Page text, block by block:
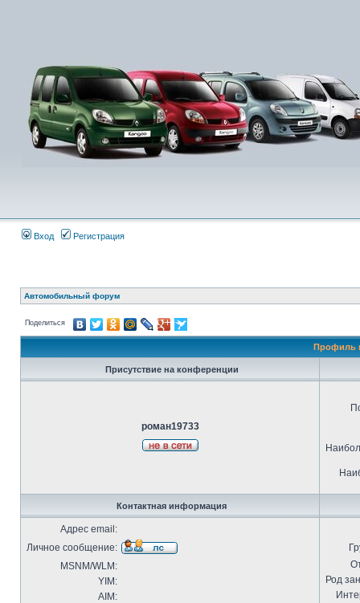
Вход Регистрация
Автомобильный форум
Поделиться
Профиль
Присутствие на конференции
роман19733
Контактная информация
Адрес email:
Личное сообщение:
MSNM/WLM:
YIM:
AIM:
Род